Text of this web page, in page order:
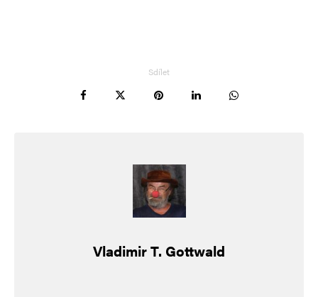
Sdílet
Vladimir T. Gottwald